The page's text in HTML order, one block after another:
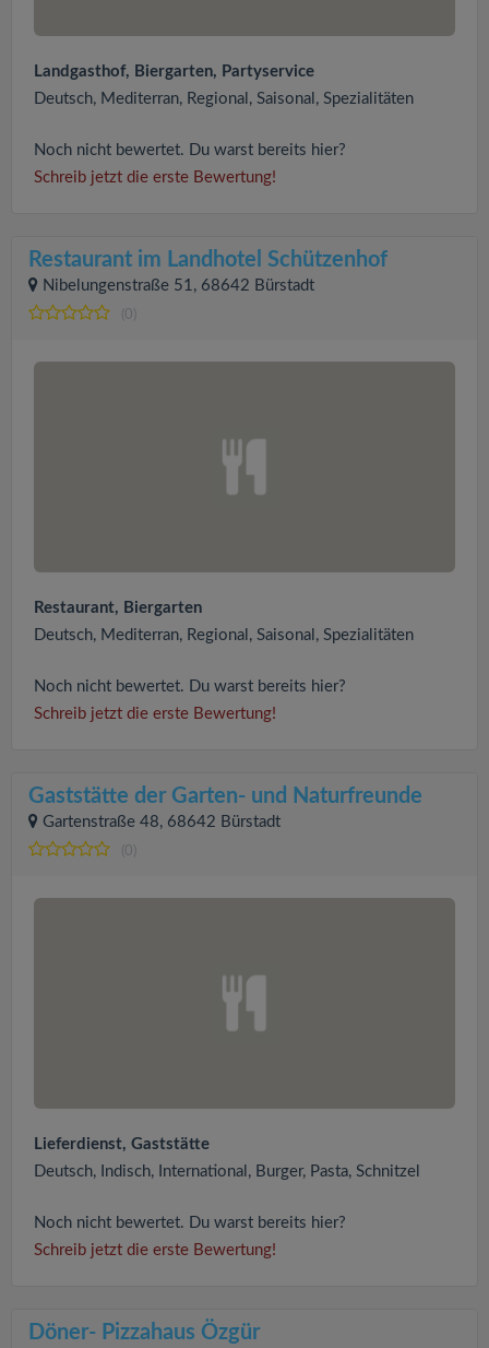
Landgasthof, Biergarten, Partyservice
Deutsch, Mediterran, Regional, Saisonal, Spezialitäten
Noch nicht bewertet. Du warst bereits hier?
Schreib jetzt die erste Bewertung!
Restaurant im Landhotel Schützenhof
Nibelungenstraße 51, 68642 Bürstadt
(0)
Restaurant, Biergarten
Deutsch, Mediterran, Regional, Saisonal, Spezialitäten
Noch nicht bewertet. Du warst bereits hier?
Schreib jetzt die erste Bewertung!
Gaststätte der Garten- und Naturfreunde
Gartenstraße 48, 68642 Bürstadt
(0)
Lieferdienst, Gaststätte
Deutsch, Indisch, International, Burger, Pasta, Schnitzel
Noch nicht bewertet. Du warst bereits hier?
Schreib jetzt die erste Bewertung!
Döner- Pizzahaus Özgür